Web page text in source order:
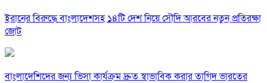
ইরানের বিরুদ্ধে বাংলাদেশসহ ১৪টি দেশ নিয়ে সৌদি আরবের নতুন প্রতিরক্ষা
জোট
বাংলাদেশিদের জন্য ভিসা কার্যক্রম দ্রুত স্বাভাবিক করার তাগিদ ভারতের